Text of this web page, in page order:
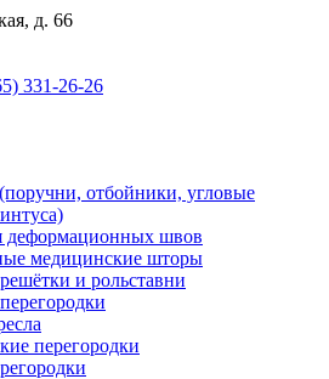
д. 66
331-26-26
отбойники, угловые
деформационных швов
медицинские шторы
и рольставни
перегородки